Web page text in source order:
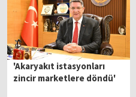
'Akaryakıt istasyonları
zincir marketlere döndü'